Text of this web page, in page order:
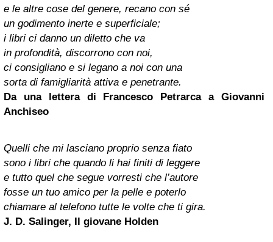
e le altre cose del genere, recano con sé
un godimento inerte e superficiale;
i libri ci danno un diletto che va
in profondità, discorrono con noi,
ci consigliano e si legano a noi con una
sorta di famigliarità attiva e penetrante.
Da una lettera di Francesco Petrarcaa Giovanni
Anchiseo
Quelli che mi lasciano proprio senza fiato
sono i libri che quando li hai finiti di leggere
e tutto quel che segue vorresti che l’autore
fosse un tuo amico per la pelle e poterlo
chiamare al telefono tutte le volte che ti gira.
J. D. Salinger, Il giovane Holden